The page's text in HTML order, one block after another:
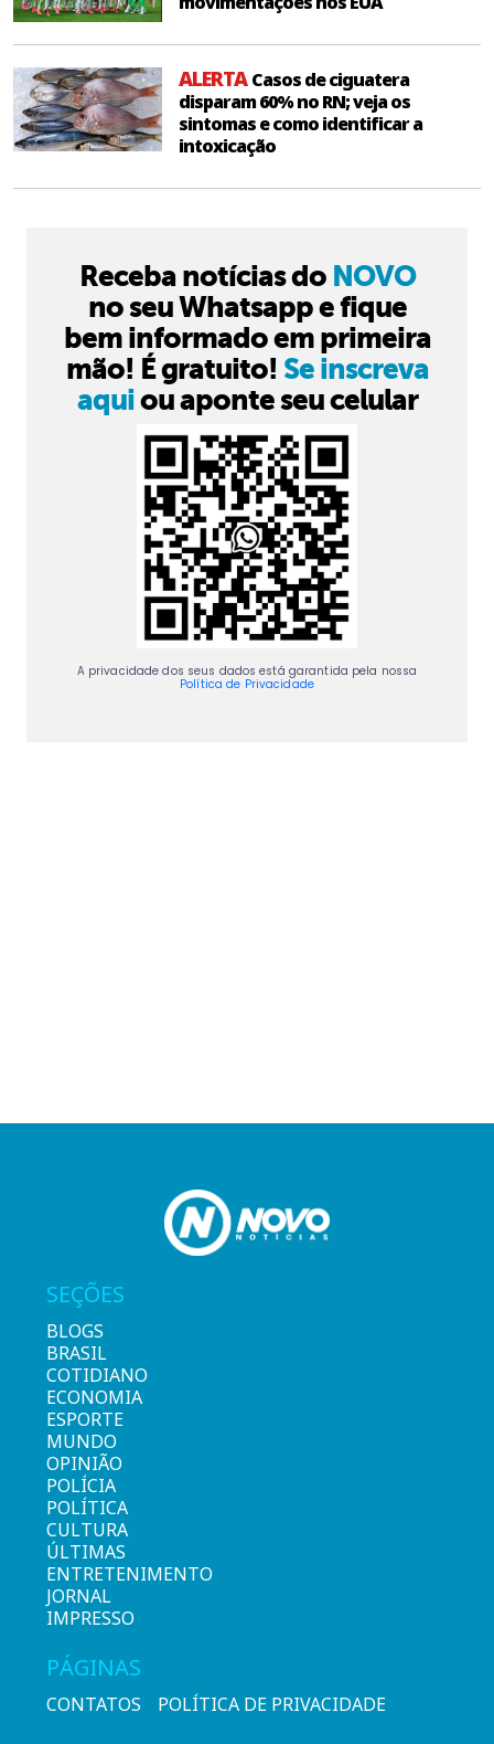
ALERTACasos de ciguatera
disparam 60% no RN; veja os
sintomas e como identificar a
intoxicação
Receba notícias do NOVO
no seu Whatsapp e fique
bem informado em primeira
mão! É gratuito! Se inscreva
aquiou aponte seu celular
A privacidade dos seus dados está garantida pela nossa
Política de Privacidade
SEÇÕES
BLOGS
BRASIL
COTIDIANO
ECONOMIA
ESPORTE
MUNDO
OPINIÃO
POLÍCIA
POLÍTICA
CULTURA
ÚLTIMAS
ENTRETENIMENTO
JORNAL
IMPRESSO
PÁGINAS
CONTATOS POLÍTICA DE PRIVACIDADE